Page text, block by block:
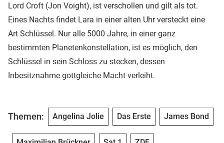
Lord Croft (Jon Voight), ist verschollen und gilt als tot.
Eines Nachts findet Lara in einer alten Uhr versteckt eine
Art Schlüssel. Nur alle 5000 Jahre, in einer ganz
bestimmten Planetenkonstellation, ist es möglich, den
Schlüssel in sein Schloss zu stecken, dessen
Inbesitznahme gottgleiche Macht verleiht.
Themen: Angelina Jolie Das Erste James Bond